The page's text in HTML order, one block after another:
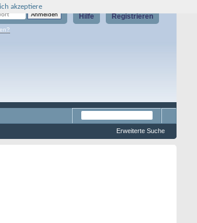
Registrieren
Hilfe
Erweiterte Suche
akzeptiere